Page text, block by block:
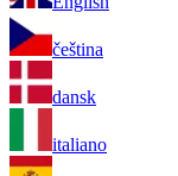
čeština
dansk
italiano